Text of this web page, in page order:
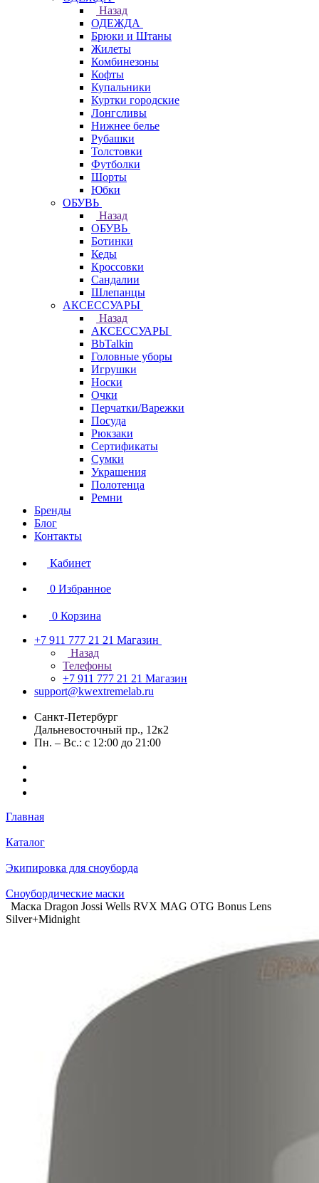
Назад
ОДЕЖДА
Брюки и Штаны
Жилеты
Комбинезоны
Кофты
Купальники
Куртки городские
Лонгсливы
Нижнее белье
Рубашки
Толстовки
Футболки
Шорты
Юбки
ОБУВЬ
Назад
ОБУВЬ
Ботинки
Кеды
Кроссовки
Сандалии
Шлепанцы
АКСЕССУАРЫ
Назад
АКСЕССУАРЫ
BbTalkin
Головные уборы
Игрушки
Носки
Очки
Перчатки/Варежки
Посуда
Рюкзаки
Сертификаты
Сумки
Украшения
Полотенца
Ремни
Бренды
Блог
Контакты
Кабинет
0 Избранное
0 Корзина
+7 911 777 21 21 Магазин
Назад
Телефоны
+7 911 777 21 21 Магазин
support@kwextremelab.ru
Санкт-Петербург
Дальневосточный пр., 12к2
Пн. – Вс.: с 12:00 до 21:00
Главная
Каталог
Экипировка для сноуборда
Сноубордические маски
Маска Dragon Jossi Wells RVX MAG OTG Bonus Lens
Silver+Midnight